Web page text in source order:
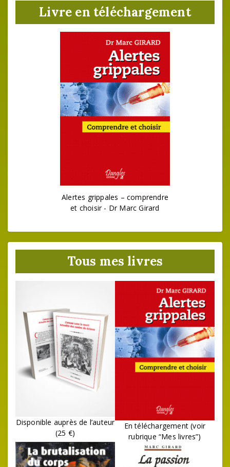
Livre en téléchargement
Alertes grippales – comprendre
et choisir - Dr Marc Girard
Tous mes livres
Disponible auprès de l’auteur
(25 €)
En téléchargement (voir
rubrique “Mes livres”)